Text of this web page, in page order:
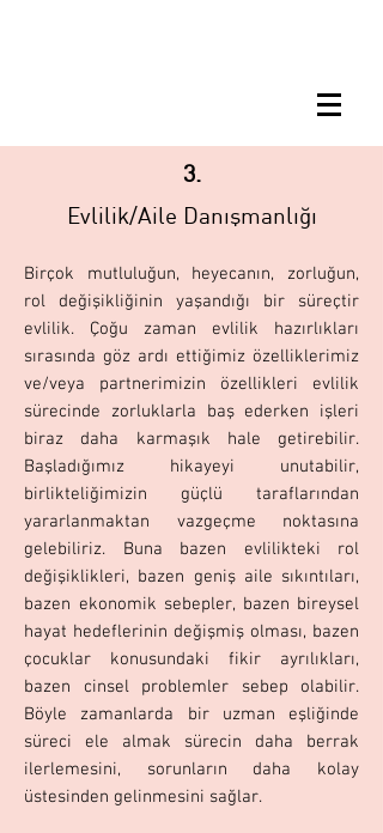
3.
Evlilik/Aile Danışmanlığı
Birçok mutluluğun, heyecanın, zorluğun,
rol değişikliğinin yaşandığı bir süreçtir
evlilik. Çoğu zaman evlilik hazırlıkları
sırasında göz ardı ettiğimiz özelliklerimiz
ve/veya partnerimizin özellikleri evlilik
sürecinde zorluklarla baş ederken işleri
biraz daha karmaşık hale getirebilir.
Başladığımız hikayeyi unutabilir,
birlikteliğimizin güçlü taraflarından
yararlanmaktan vazgeçme noktasına
gelebiliriz. Buna bazen evlilikteki rol
değişiklikleri, bazen geniş aile sıkıntıları,
bazen ekonomik sebepler, bazen bireysel
hayat hedeflerinin değişmiş olması, bazen
çocuklar konusundaki fikir ayrılıkları,
bazen cinsel problemler sebep olabilir.
Böyle zamanlarda bir uzman eşliğinde
süreci ele almak sürecin daha berrak
ilerlemesini, sorunların daha kolay
üstesinden gelinmesini sağlar.